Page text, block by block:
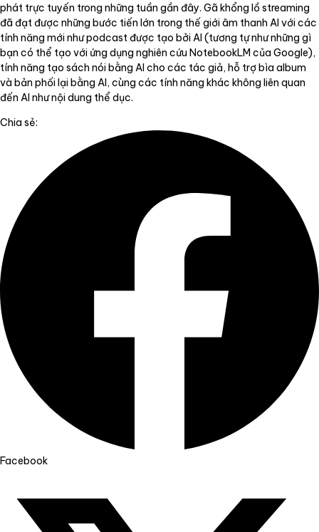
phát trực tuyến trong những tuần gần đây. Gã khổng lồ streaming
đã đạt được những bước tiến lớn trong thế giới âm thanh AI với các
tính năng mới như podcast được tạo bởi AI (tương tự như những gì
bạn có thể tạo với ứng dụng nghiên cứu NotebookLM của Google),
tính năng tạo sách nói bằng AI cho các tác giả, hỗ trợ bìa album
và bản phối lại bằng AI, cùng các tính năng khác không liên quan
đến AI như nội dung thể dục.
Chia sẻ:
Facebook